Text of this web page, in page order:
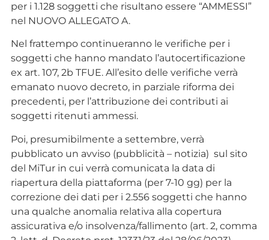
per i 1.128 soggetti che risultano essere “AMMESSI”
nel NUOVO ALLEGATO A.
Nel frattempo continueranno le verifiche per i
soggetti che hanno mandato l’autocertificazione
ex art. 107, 2b TFUE. All’esito delle verifiche verrà
emanato nuovo decreto, in parziale riforma dei
precedenti, per l’attribuzione dei contributi ai
soggetti ritenuti ammessi.
Poi, presumibilmente a settembre, verrà
pubblicato un avviso (pubblicità – notizia) sul sito
del MiTur in cui verrà comunicata la data di
riapertura della piattaforma (per 7-10 gg) per la
correzione dei dati per i 2.556 soggetti che hanno
una qualche anomalia relativa alla copertura
assicurativa e/o insolvenza/fallimento (art. 2, comma